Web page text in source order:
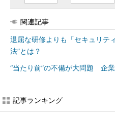
関連記事
退屈な研修よりも「セキュリテ
法”とは？
“当たり前”の不備が大問題 企
記事ランキング